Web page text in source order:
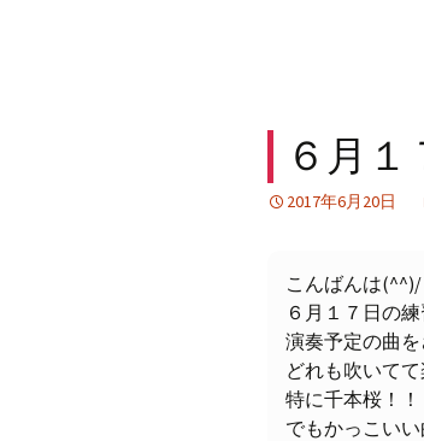
６月
2017年6月20日
こんばんは
６月１７日の
演奏予定の曲を
どれも吹いて
特に千本桜！
でもかっこいい